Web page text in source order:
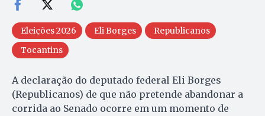
Eleições 2026 Eli Borges
Republicanos
Tocantins
A declaração do deputado federal Eli Borges
(Republicanos) de que não pretende abandonar a
corrida ao Senado ocorre em um momento de